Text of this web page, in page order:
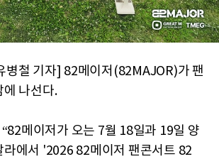
병철 기자] 82메이저(82MAJOR)가 팬
에 나선다.
메이저가 오는 7월 18일과 19일 양
라에서 '2026 82메이저 팬콘서트 82